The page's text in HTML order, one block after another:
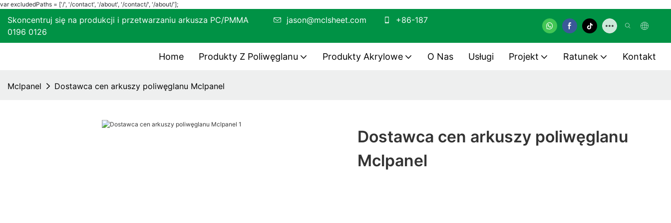
var excludedPaths = ['/', '/contact', '/about', '/contact/', '/about/'];
Skoncentruj się na produkcji i przetwarzaniu arkusza PC/PMMA jason@mclsheet.com
+86-187
0196 0126
Home Produkty Z Poliwęglanu Produkty Akrylowe O Nas Usługi Projekt Ratunek Kontakt
Mclpanel Dostawca cen arkuszy poliwęglanu Mclpanel
Dostawca cen arkuszy poliwęglanu
Mclpanel